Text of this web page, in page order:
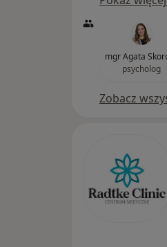
mgr Agata
psycholog
Zobacz